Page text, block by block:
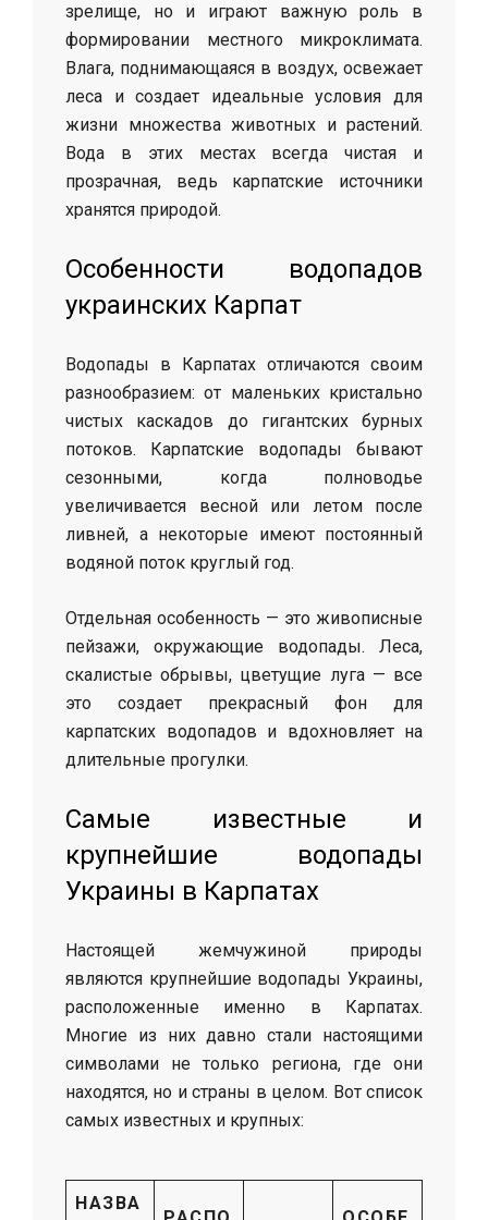
зрелище, но и играют важную роль в
формировании местного микроклимата.
Влага, поднимающаяся в воздух, освежает
леса и создает идеальные условия для
жизни множества животных и растений.
Вода в этих местах всегда чистая и
прозрачная, ведь карпатские источники
хранятся природой.
Особенности водопадов
украинских Карпат
Водопады в Карпатах отличаются своим
разнообразием: от маленьких кристально
чистых каскадов до гигантских бурных
потоков. Карпатские водопады бывают
сезонными, когда полноводье
увеличивается весной или летом после
ливней, а некоторые имеют постоянный
водяной поток круглый год.
Отдельная особенность — это живописные
пейзажи, окружающие водопады. Леса,
скалистые обрывы, цветущие луга — все
это создает прекрасный фон для
карпатских водопадов и вдохновляет на
длительные прогулки.
Самые известные и
крупнейшие водопады
Украины в Карпатах
Настоящей жемчужиной природы
являются крупнейшие водопады Украины,
расположенные именно в Карпатах.
Многие из них давно стали настоящими
символами не только региона, где они
находятся, но и страны в целом. Вот список
самых известных и крупных:
НАЗВА